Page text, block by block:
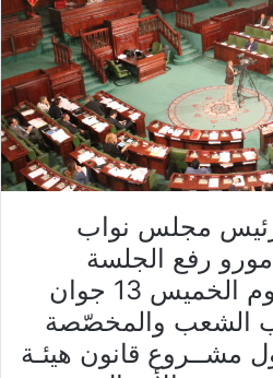
مجلس نواب
رفع الجلسة
العامة المنعقدة اليوم الخميس 13 جوان
الشعب والمخصّصة
مشــروع قانون هيئـة